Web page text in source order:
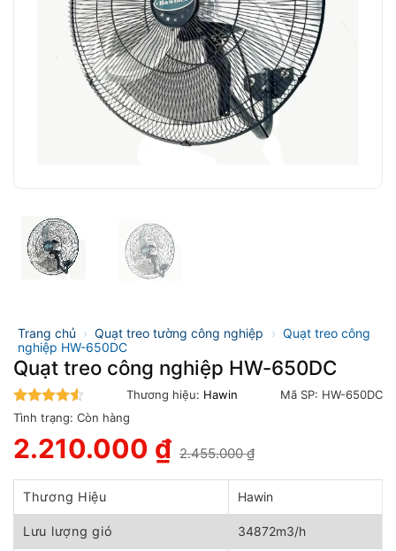
Trang chủ › Quạt treo tường công nghiệp › Quạt treo công
nghiệp HW-650DC
Quạt treo công nghiệp HW-650DC
4.5trên 5
Thương hiệu: Hawin Mã SP: HW-650DC
Tình trạng: Còn hàng
2.455.000₫
gốc
là:
2.455.000 ₫.
2.210.000 ₫
hiện
tại
2.210.000 ₫.
Thương Hiệu Hawin
Lưu lượng gió 34872m3/h